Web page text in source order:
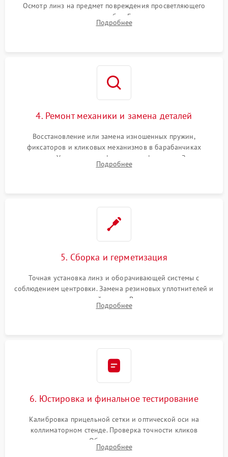
Осмотр линз на предмет повреждения просветляющего
покрытия или появления грибка. Бережная очистка стекол
спецрастворами. Проверка целостности гравированной
Подробнее
4. Ремонт механики и замена деталей
Восстановление или замена изношенных пружин,
фиксаторов и кликовых механизмов в барабанчиках
поправок. Устранение люфтов в трансфокаторе. Замена
поврежденных линз, разбитой сетки или восстановление
Подробнее
5. Сборка и герметизация
Точная установка линз и оборачивающей системы с
соблюдением центровки. Замена резиновых уплотнителей и
нанесение влагозащитной смазки. Вакуумирование корпуса
и заполнение его осушенным азотом или аргоном для
Подробнее
6. Юстировка и финальное тестирование
Калибровка прицельной сетки и оптической оси на
коллиматорном стенде. Проверка точности кликов
механизма поправок. Обязательное испытание прицела на
ударном стенде для проверки устойчивости к отдаче и
Подробнее